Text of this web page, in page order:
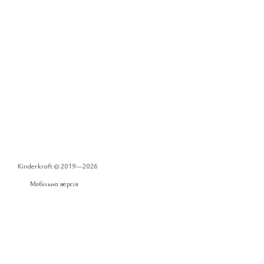
Kinderkraft © 2019—2026
Мобільна версія